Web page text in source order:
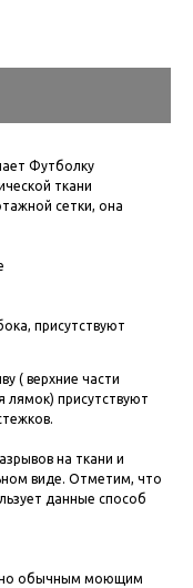
Футболку
ткани
сетки, она
присутствуют
( верхние части
лямок) присутствуют
на ткани и
виде. Отметим, что
данные способ
обычным моющим